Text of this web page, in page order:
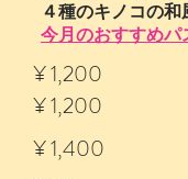
４種のキノコの和
今月のおすすめパ
¥ 1,200
¥ 1,200
¥ 1,400